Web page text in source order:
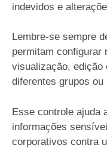
indevidos e
Lembre-se sempre
permitam configurar
visualização, edição
diferentes grupos ou
Esse controle ajuda
informações
corporativos contra